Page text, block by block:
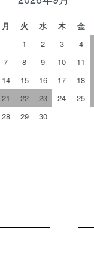
月 火 水 木 金
1
2 3 4
7 8 9 10 11
14 15 16 17 18
21 22 23 24 25
28 29 30